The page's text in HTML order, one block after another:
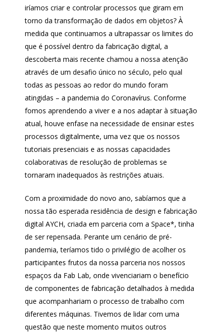
iríamos criar e controlar processos que giram em
torno da transformação de dados em objetos? À
medida que continuamos a ultrapassar os limites do
que é possível dentro da fabricação digital, a
descoberta mais recente chamou a nossa atenção
através de um desafio único no século, pelo qual
todas as pessoas ao redor do mundo foram
atingidas – a pandemia do Coronavírus. Conforme
fomos aprendendo a viver e a nos adaptar à situação
atual, houve enfase na necessidade de ensinar estes
processos digitalmente, uma vez que os nossos
tutoriais presenciais e as nossas capacidades
colaborativas de resolução de problemas se
tornaram inadequados às restrições atuais.
Com a proximidade do novo ano, sabíamos que a
nossa tão esperada residência de design e fabricação
digital AYCH, criada em parceria com a Space*, tinha
de ser repensada. Perante um cenário de pré-
pandemia, teríamos tido o privilégio de acolher os
participantes frutos da nossa parceria nos nossos
espaços da Fab Lab, onde vivenciariam o benefício
de componentes de fabricação detalhados à medida
que acompanhariam o processo de trabalho com
diferentes máquinas. Tivemos de lidar com uma
questão que neste momento muitos outros